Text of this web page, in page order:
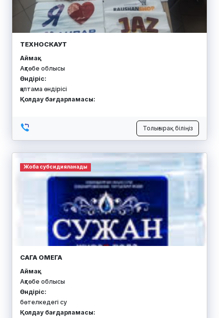
ТЕХНОСКАУТ
Аймақ:
Ақтөбе облысы
Өндіріс:
қаптама өндірісі
Қолдау бағдарламасы:
Толығырақ біліңіз
Жоба субсидияланады
САГА ОМЕГА
Аймақ:
Ақтөбе облысы
Өндіріс:
бөтелкедегі су
Қолдау бағдарламасы: